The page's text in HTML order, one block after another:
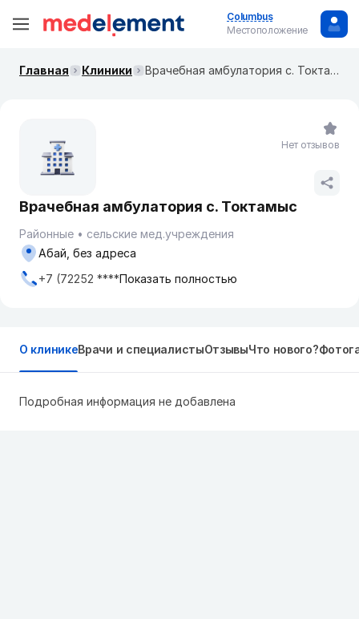
Columbus
Местоположение
Главная Клиники Врачебная амбулатория с. Токтамыс
Врачебная амбулатория с. Токтамыс
Районные
сельские мед.учреждения
Абай, без адреса
+7 (72252 ****Показать полностью
Нет отзывов
О клиникеВрачи и специалистыОтзывыЧто нового?
Подробная информация не добавлена